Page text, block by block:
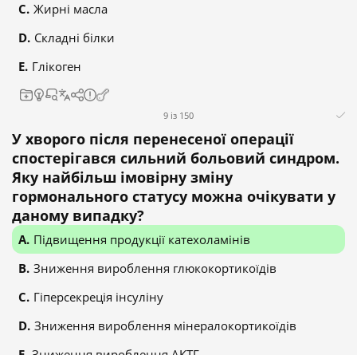
Жирні масла
Складні білки
Глікоген
9 із 150
У хворого після перенесеної операції
спостерігався сильний больовий синдром.
Яку найбільш імовірну зміну
гормонального статусу можна очікувати у
даному випадку?
Підвищення продукції катехоламінів
Зниження вироблення глюкокортикоїдів
Гіперсекреція інсуліну
Зниження вироблення мінералокортикоїдів